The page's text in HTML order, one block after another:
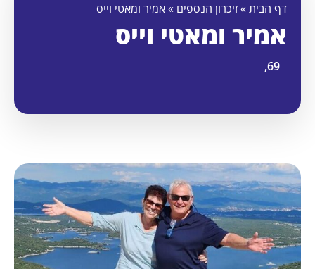
דף הבית»זיכרון הנספים »אמיר ומאטי וייס
אמיר ומאטי וייס
69,